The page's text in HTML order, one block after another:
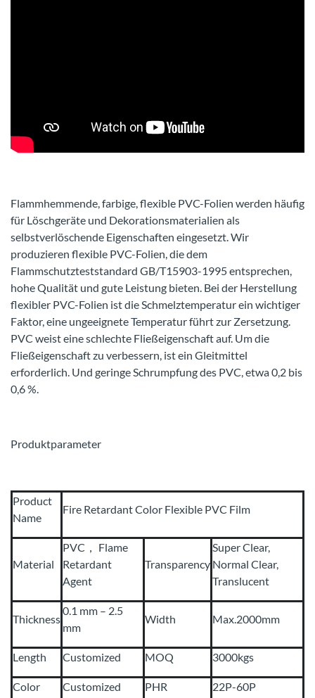
Flammhemmende, farbige, flexible PVC-Folien werden häufig
für Löschgeräte und Dekorationsmaterialien als
selbstverlöschende Eigenschaften eingesetzt. Wir
produzieren flexible PVC-Folien, die dem
Flammschutzteststandard GB/T15903-1995 entsprechen,
hohe Qualität und gute Leistung bieten. Bei der Herstellung
flexibler PVC-Folien ist die Schmelztemperatur ein wichtiger
Faktor, eine ungeeignete Temperatur führt zur Zersetzung.
PVC weist eine schlechte Fließeigenschaft auf. Um die
Fließeigenschaft zu verbessern, ist ein Gleitmittel
erforderlich. Und geringe Schrumpfung des PVC, etwa 0,2 bis
0,6 %.
Produktparameter
Product
Name
Fire Retardant Color Flexible PVC Film
Material
PVC， Flame
Retardant
Agent
Transparency
Super Clear,
Normal Clear,
Translucent
Thickness
0.1 mm – 2.5
mm
Width Max.2000mm
Length Customized MOQ 3000kgs
Color Customized PHR 22P-60P